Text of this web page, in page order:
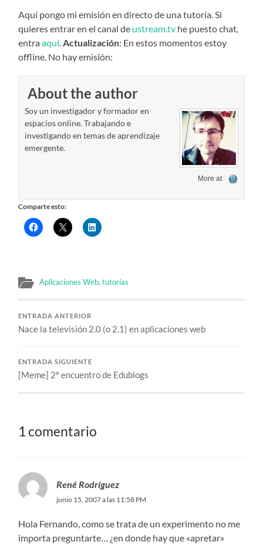
Aquí pongo mi emisión en directo de una tutoría. Si
quieres entrar en el canal de ustream.tv he puesto chat,
entraaquí Actualización: En estos momentos estoy
offline. No hay emisión:
About the author
Soy un investigador y formador en
espacios online. Trabajando e
investigando en temas de aprendizaje
emergente.
More at
Comparte esto:
Aplicaciones Web,tutorías
ENTRADA ANTERIOR
Nace la televisión 2.0 (o 2.1) en aplicaciones web
ENTRADA SIGUIENTE
[Meme] 2º encuentro de Edublogs
1 comentario
René Rodríguez
junio 15, 2007 a las 11:58 PM
Hola Fernando, como se trata de un experimento no me
importa preguntarte… ¿en donde hay que «apretar»